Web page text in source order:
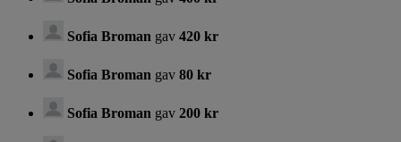
Sofia Broman gav 420 kr
Sofia Broman gav 80 kr
Sofia Broman gav 200 kr